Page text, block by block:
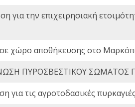
για την επιχειρησιακή
χώρο αποθήκευσης στο
ΠΥΡΟΣΒΕΣΤΙΚΟΥ ΣΩΜΑΤΟΣ
για τις αγροτοδασικές